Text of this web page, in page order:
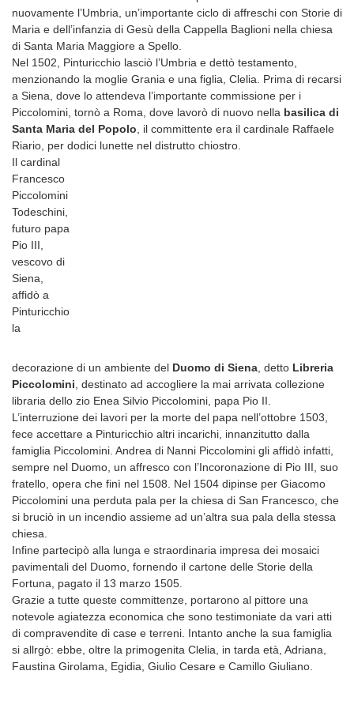
nuovamente l’Umbria, un’importante ciclo di affreschi con Storie di
Maria e dell’infanzia di Gesù della Cappella Baglioni nella chiesa
di Santa Maria Maggiore a Spello.
Nel 1502, Pinturicchio lasciò l’Umbria e dettò testamento,
menzionando la moglie Grania e una figlia, Clelia. Prima di recarsi
a Siena, dove lo attendeva l’importante commissione per i
Piccolomini, tornò a Roma, dove lavorò di nuovo nella basilica di
Santa Maria del Popolo, il committente era il cardinale Raffaele
Riario, per dodici lunette nel distrutto chiostro.
Il cardinal
Francesco
Piccolomini
Todeschini,
futuro papa
Pio III,
vescovo di
Siena,
affidò a
Pinturicchio
la
decorazione di un ambiente del Duomo di Siena, detto Libreria
Piccolomini, destinato ad accogliere la mai arrivata collezione
libraria dello zio Enea Silvio Piccolomini, papa Pio II.
L’interruzione dei lavori per la morte del papa nell’ottobre 1503,
fece accettare a Pinturicchio altri incarichi, innanzitutto dalla
famiglia Piccolomini. Andrea di Nanni Piccolomini gli affidò infatti,
sempre nel Duomo, un affresco con l’Incoronazione di Pio III, suo
fratello, opera che finì nel 1508. Nel 1504 dipinse per Giacomo
Piccolomini una perduta pala per la chiesa di San Francesco, che
si bruciò in un incendio assieme ad un’altra sua pala della stessa
chiesa.
Infine partecipò alla lunga e straordinaria impresa dei mosaici
pavimentali del Duomo, fornendo il cartone delle Storie della
Fortuna, pagato il 13 marzo 1505.
Grazie a tutte queste committenze, portarono al pittore una
notevole agiatezza economica che sono testimoniate da vari atti
di compravendite di case e terreni. Intanto anche la sua famiglia
si allrgò: ebbe, oltre la primogenita Clelia, in tarda età, Adriana,
Faustina Girolama, Egidia, Giulio Cesare e Camillo Giuliano.